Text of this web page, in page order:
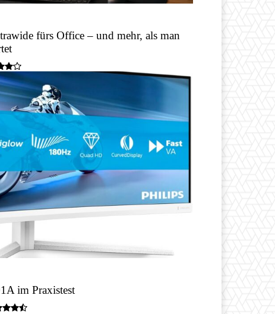
fürs Office – und mehr, als man
im Praxistest